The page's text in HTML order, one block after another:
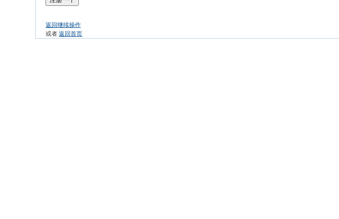
返回继续操作
或者 返回首页